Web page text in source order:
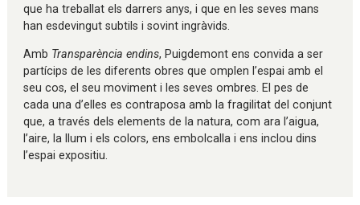
que ha treballat els darrers anys, i que en les seves mans
han esdevingut subtils i sovint ingràvids.
Amb Transparència endins, Puigdemont ens convida a ser
partícips de les diferents obres que omplen l’espai amb el
seu cos, el seu moviment i les seves ombres. El pes de
cada una d’elles es contraposa amb la fragilitat del conjunt
que, a través dels elements de la natura, com ara l’aigua,
l’aire, la llum i els colors, ens embolcalla i ens inclou dins
l’espai expositiu.